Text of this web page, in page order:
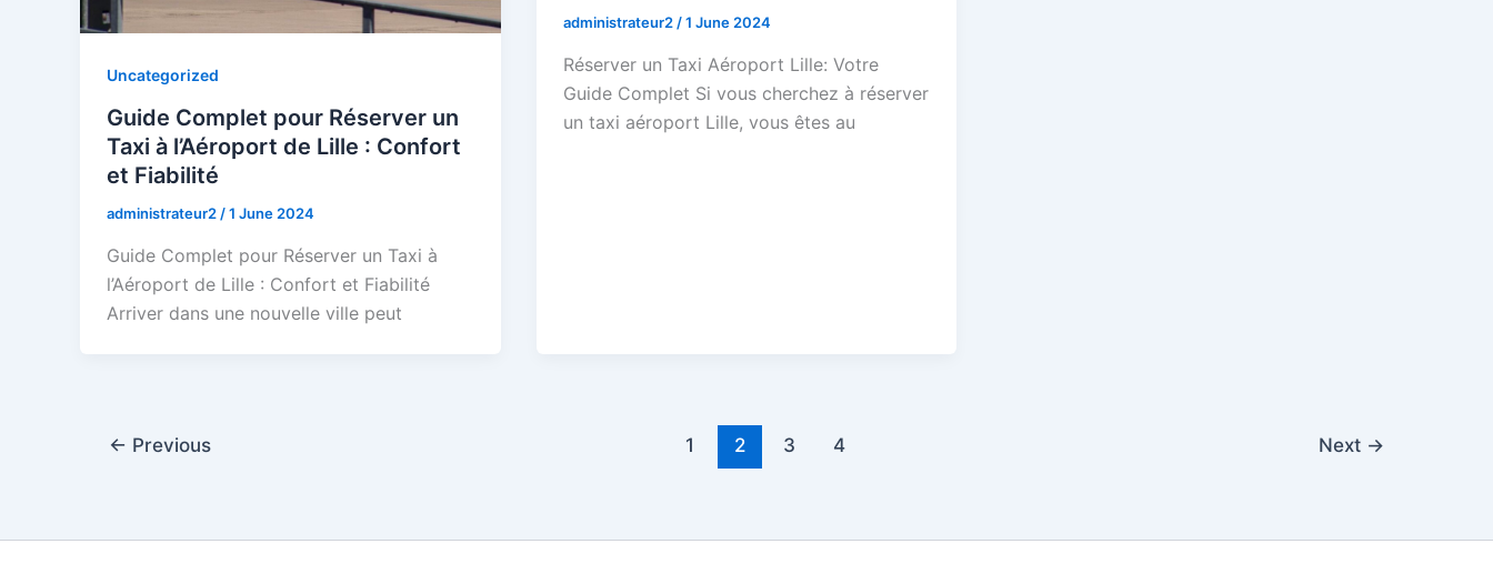
Uncategorized
Guide Complet pour Réserver un
Taxi à l’Aéroport de Lille : Confort
et Fiabilité
administrateur2 /1 June 2024
Guide Complet pour Réserver un Taxi à
l’Aéroport de Lille : Confort et Fiabilité
Arriver dans une nouvelle ville peut
administrateur2/1 June 2024
Réserver un Taxi Aéroport Lille: Votre
Guide Complet Si vous cherchez à réserver
un taxi aéroport Lille, vous êtes au
← Previous 1 2 3 4 Next →